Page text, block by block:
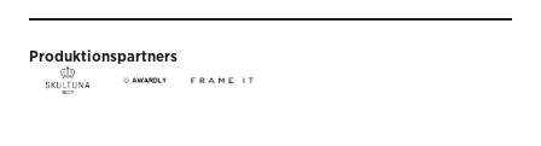
Produktionspartners